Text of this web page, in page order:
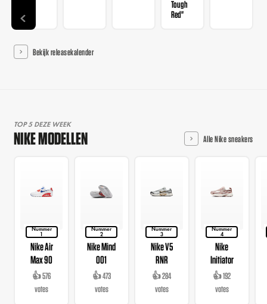
Tough
Red"
Bekijk releasekalender
TOP 5 DEZE WEEK
NIKE MODELLEN Alle Nike sneakers
Nummer
1
Nike Air
Max 90
👍 576
votes
Nummer
2
Nike Mind
001
👍 473
votes
Nummer
3
Nike V5
RNR
👍 284
votes
Nummer
4
Nike
Initiator
👍 192
votes